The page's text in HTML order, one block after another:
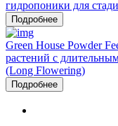
гидропоники для
Подробнее
Green House Powder
растений с
(Long Flowering)
Подробнее